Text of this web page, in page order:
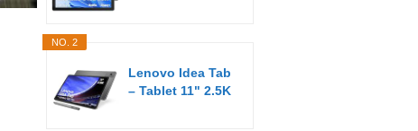
NO. 2
Lenovo Idea Tab
– Tablet 11" 2.5K